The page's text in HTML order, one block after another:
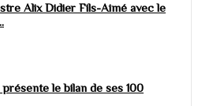
Alix Didier Fils-Aimé avec le
le bilan de ses 100